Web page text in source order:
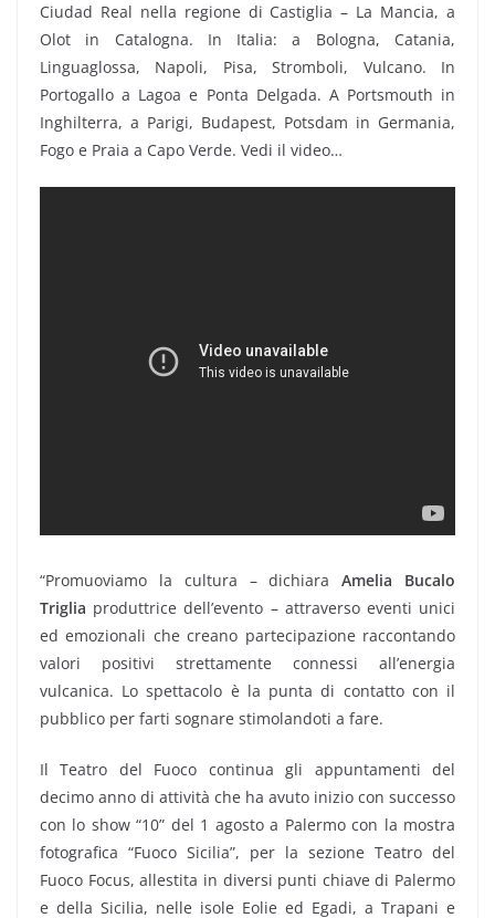
Ciudad Real nella regione di Castiglia – La Mancia, a
Olot in Catalogna. In Italia: a Bologna, Catania,
Linguaglossa, Napoli, Pisa, Stromboli, Vulcano. In
Portogallo a Lagoa e Ponta Delgada. A Portsmouth in
Inghilterra, a Parigi, Budapest, Potsdam in Germania,
Fogo e Praia a Capo Verde. Vedi il video…
“Promuoviamo la cultura – dichiaraAmelia Bucalo
Triglia produttrice dell’evento – attraverso eventi unici
ed emozionali che creano partecipazione raccontando
valori positivi strettamente connessi all’energia
vulcanica. Lo spettacolo è la punta di contatto con il
pubblico per farti sognare stimolandoti a fare.
Il Teatro del Fuoco continua gli appuntamenti del
decimo anno di attività che ha avuto inizio con successo
con lo show “10” del 1 agosto a Palermo con la mostra
fotografica “Fuoco Sicilia”, per la sezione Teatro del
Fuoco Focus, allestita in diversi punti chiave di Palermo
e della Sicilia, nelle isole Eolie ed Egadi, a Trapani e